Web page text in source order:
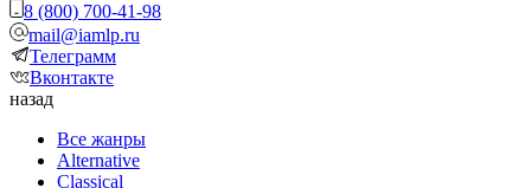
8 (800) 700-41-98
mail@iamlp.ru
Телеграмм
Вконтакте
назад
Все жанры
Alternative
Classical